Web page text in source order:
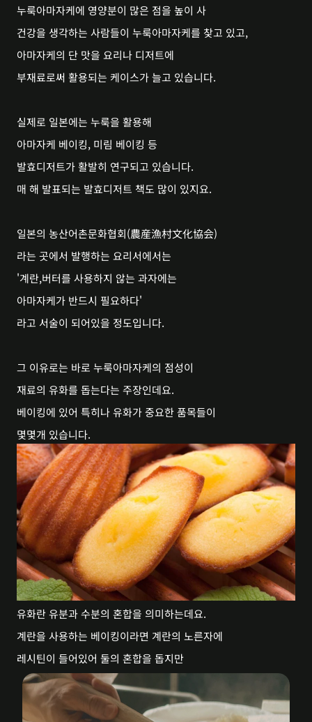
누룩아마자케에 영양분이 많은 점을 높이 사
건강을 생각하는 사람들이 누룩아마자케를 찾고 있고,
아마자케의 단 맛을 요리나 디저트에
부재료로써 활용되는 케이스가 늘고 있습니다.
실제로 일본에는 누룩을 활용해
아마자케 베이킹, 미림 베이킹 등
발효디저트가 활발히 연구되고 있습니다.
매 해 발표되는 발효디저트 책도 많이 있지요.
일본의 농산어촌문화협회(農産漁村文化協会)
라는 곳에서 발행하는 요리서에서는
'계란,버터를 사용하지 않는 과자에는
아마자케가 반드시 필요하다'
라고 서술이 되어있을 정도입니다.
그 이유로는 바로 누룩아마자케의 점성이
재료의 유화를 돕는다는 주장인데요.
베이킹에 있어 특히나 유화가 중요한 품목들이
몇몇개 있습니다.
유화란 유분과 수분의 혼합을 의미하는데요.
계란을 사용하는 베이킹이라면 계란의 노른자에
레시틴이 들어있어 둘의 혼합을 돕지만